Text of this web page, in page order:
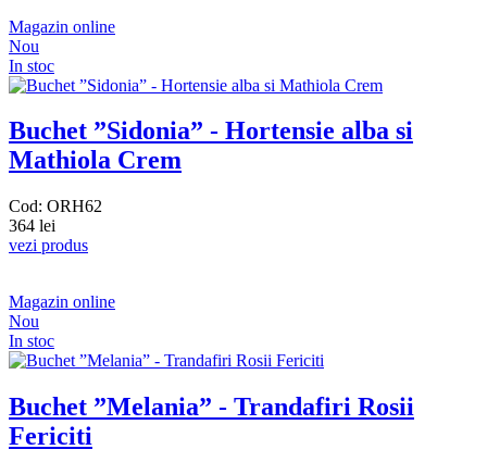
Magazin online
Nou
In stoc
Buchet ”Sidonia” - Hortensie alba si
Mathiola Crem
Cod: ORH62
364 lei
vezi produs
Magazin online
Nou
In stoc
Buchet ”Melania” - Trandafiri Rosii
Fericiti